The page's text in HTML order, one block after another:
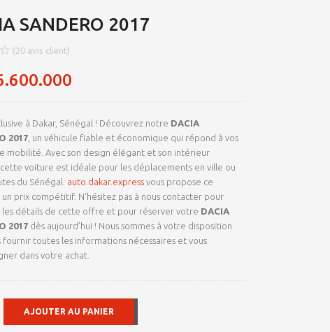
SANDERO 2017
(20avis client)
à Dakar, Sénégal ! Découvrez notre DACIA
2017, un véhicule fiable et économique qui répond à vos
mobilité. Avec son design élégant et son intérieur
cette voiture est idéale pour les déplacements en ville ou
du Sénégal. auto.dakar.expressvous propose ce
prix compétitif. N’hésitez pas à nous contacter pour
les détails de cette offre et pour réserver votre DACIA
2017dès aujourd’hui ! Nous sommes à votre disposition
fournir toutes les informations nécessaires et vous
dans votre achat.
AJOUTER AU PANIER